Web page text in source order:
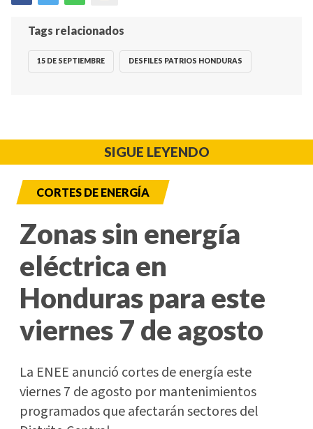
Tags relacionados
15 DE SEPTIEMBRE DESFILES PATRIOS HONDURAS
SIGUE LEYENDO
CORTES DE ENERGÍA
Zonas sin energía
eléctrica en
Honduras para este
viernes 7 de agosto
La ENEE anunció cortes de energía este
viernes 7 de agosto por mantenimientos
programados que afectarán sectores del